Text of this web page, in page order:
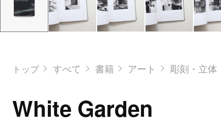
トップ すべて 書籍 アート 彫刻・立体
White Garden